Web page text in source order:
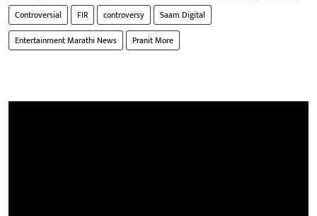
Controversial
FIR controversy
Saam Digital
Entertainment Marathi News
Pranit More